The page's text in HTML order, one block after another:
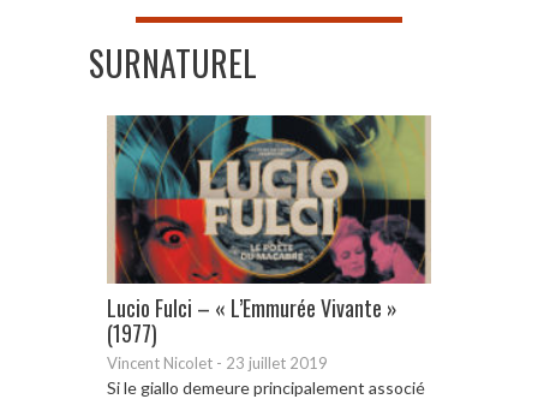
SURNATUREL
Lucio Fulci – « L’Emmurée Vivante »
(1977)
Vincent Nicolet - 23 juillet 2019
Si le giallo demeure principalement associé